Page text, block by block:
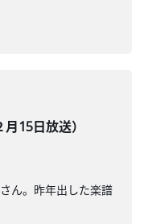
15日放送）
ん。昨年出した楽譜